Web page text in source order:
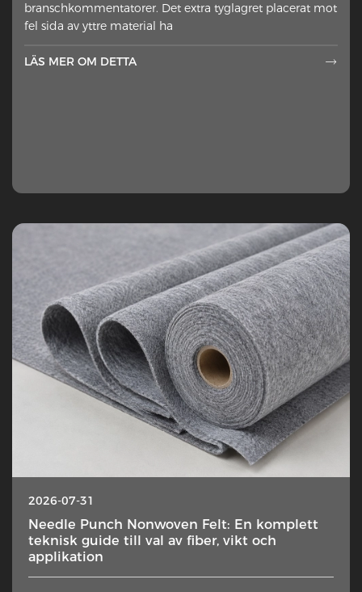
branschkommentatorer. Det extra tyglagret placerat mot
fel sida av yttre material ha
LÄS MER OM DETTA 
2026-07-31
Needle Punch Nonwoven Felt: En komplett
teknisk guide till val av fiber, vikt och
applikation